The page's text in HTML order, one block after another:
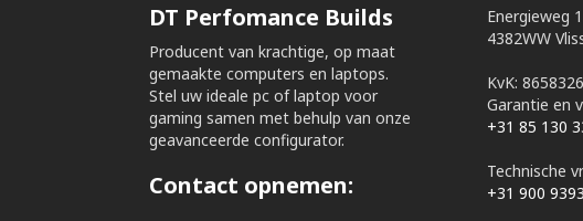
DT Perfomance Builds
Producent van krachtige, op maat
gemaakte computers en laptops.
Stel uw ideale pc of laptop voor
gaming samen met behulp van onze
geavanceerde configurator.
Contact opnemen:
Energieweg
4382WW
KvK:
Garantie en
+31 85 130
Technische
+31 900 9393